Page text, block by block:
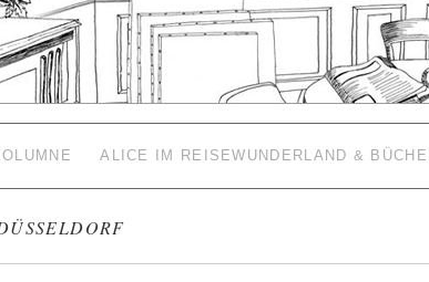
ALICE IM REISEWUNDERLAND &